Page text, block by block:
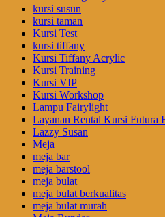
kursi susun
kursi taman
Kursi Test
kursi tiffany
Kursi Tiffany Acrylic
Kursi Training
Kursi VIP
Kursi Workshop
Lampu Fairylight
Layanan Rental Kursi Futura
Lazzy Susan
Meja
meja bar
meja barstool
meja bulat
meja bulat berkualitas
meja bulat murah